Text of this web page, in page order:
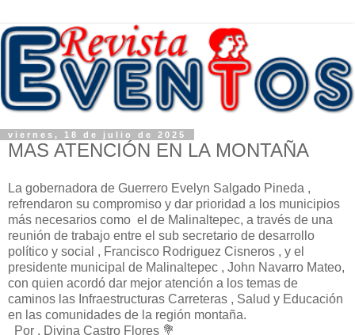
viernes, 18 de julio de 2025
MAS ATENCIÓN EN LA MONTAÑA
La gobernadora de Guerrero Evelyn Salgado Pineda ,
refrendaron su compromiso y dar prioridad a los municipios
más necesarios como el de Malinaltepec, a través de una
reunión de trabajo entre el sub secretario de desarrollo
político y social , Francisco Rodriguez Cisneros , y el
presidente municipal de Malinaltepec , John Navarro Mateo,
con quien acordó dar mejor atención a los temas de
caminos las Infraestructuras Carreteras , Salud y Educación
en las comunidades de la región montaña.
Por . Divina Castro Flores 💐